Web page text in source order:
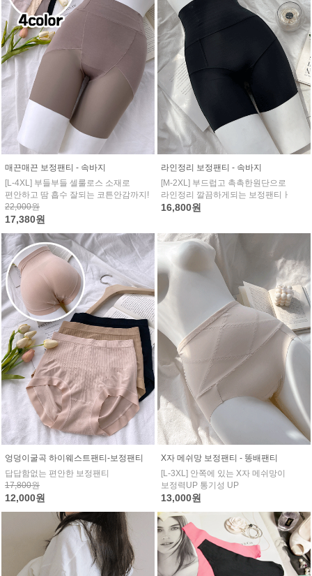
매끈매끈 보정팬티 - 속바지
[L-4XL] 부들부들 셀룰로스 소재로
편안하고 땀 흡수 잘되는 코튼안감까지!
22,000원
17,380원
라인정리 보정팬티 - 속바지
[M-2XL] 부드럽고 촉촉한원단으로
라인정리 깔끔하게되는 보정팬티ㅏ
16,800원
엉덩이굴곡 하이웨스트팬티-보정팬티
답답함없는 편안한 보정팬티
17,800원
12,000원
X자 메쉬망 보정팬티 - 똥배팬티
[L-3XL] 안쪽에 있는 X자 메쉬망이
보정력UP 통기성 UP
13,000원